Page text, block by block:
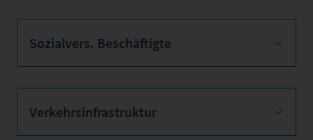
Sozialvers. Beschäftigte
Verkehrsinfrastruktur